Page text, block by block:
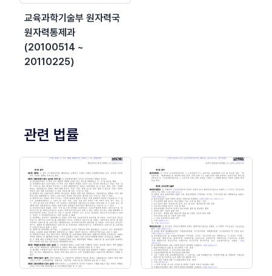
교육과학기술부 원자력국
원자력통제과
(20100514 ~
20110225)
관련 법률